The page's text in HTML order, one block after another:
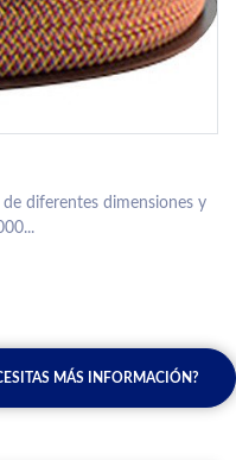
diferentes dimensiones y
MÁS INFORMACIÓN?